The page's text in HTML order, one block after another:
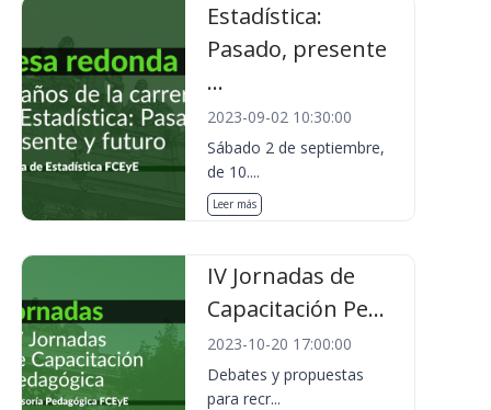
Estadística:
Pasado, presente
...
2023-09-02 10:30:00
Sábado 2 de septiembre,
de 10....
Leer más
IV Jornadas de
Capacitación Pe...
2023-10-20 17:00:00
Debates y propuestas
para recr...